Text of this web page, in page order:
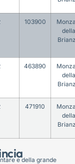
103900
della
463890
della
471910
della
e della grande